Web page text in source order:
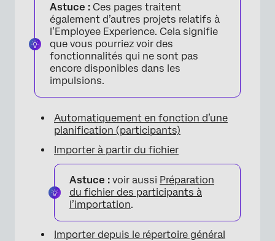
Astuce : Ces pages traitent
également d’autres projets relatifs à
l’Employee Experience. Cela signifie
que vous pourriez voir des
fonctionnalités qui ne sont pas
encore disponibles dans les
impulsions.
Automatiquement en fonction d’une
planification (participants)
Importer à partir du fichier
Astuce : voir aussi Préparation
du fichier des participants à
l’importation.
Importer depuis le répertoire général